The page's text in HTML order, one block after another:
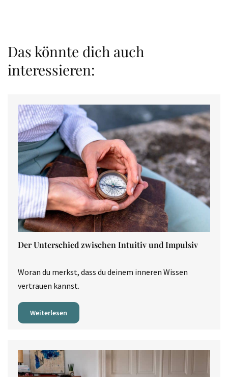
Das könnte dich auch
interessieren:
Der Unterschied zwischen Intuitiv und Impulsiv
Woran du merkst, dass du deinem inneren Wissen
vertrauen kannst.
Weiterlesen